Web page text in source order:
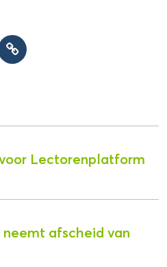
Lectorenplatform
afscheid van